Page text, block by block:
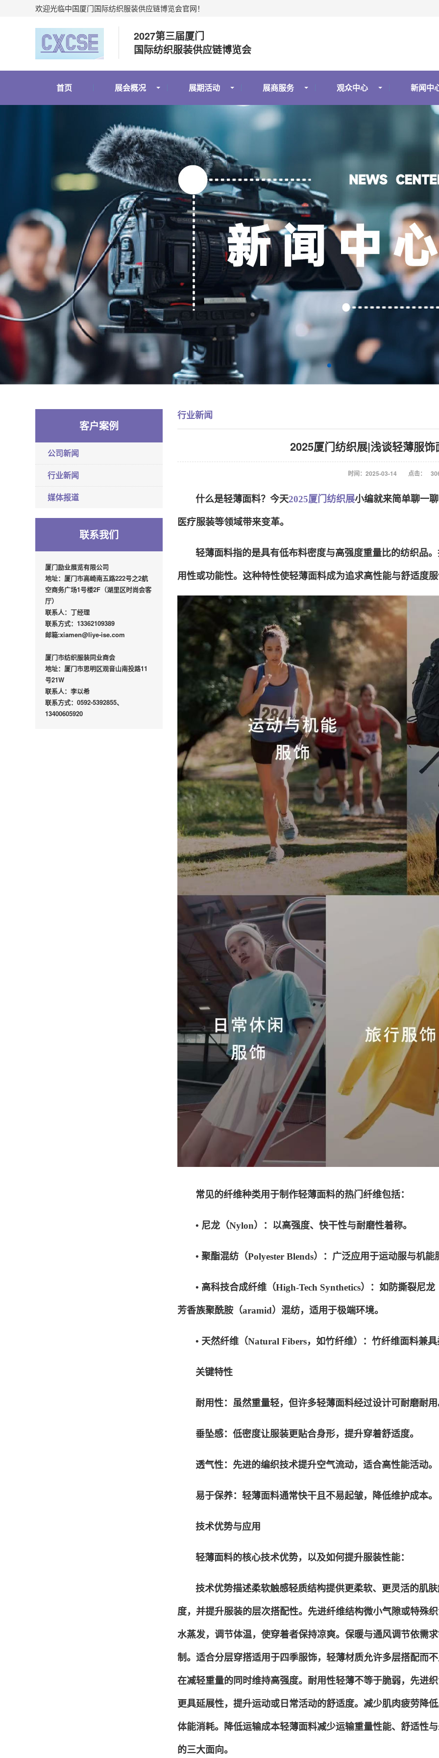
欢迎光临中国厦门国际纺织服装供应链博览会官网！
2027第三届厦门
国际纺织服装供应链博览会
首页 展会概况 展期活动 展商服务 观众中心 新闻中
客户案例
公司新闻
行业新闻
媒体报道
联系我们
厦门励业展览有限公司
地址：厦门市高崎南五路222号之2航
空商务广场1号楼2F（湖里区时尚会客
厅）
联系人：丁经理
联系方式：13362109389
邮箱:xiamen@liye-ise.com
厦门市纺织服装同业商会
地址：厦门市思明区观音山南投路11
号21W
联系人：李以希
联系方式：0592-5392855、
13400605920
行业新闻
2025厦门纺织展|浅谈轻薄服
时间：2025-03-14 点击：
什么是轻薄面料？今天2025厦门纺织展小编就来简单聊一
医疗服装等领域带来变革。
轻薄面料指的是具有低布料密度与高强度重量比的纺织品
用性或功能性。这种特性使轻薄面料成为追求高性能与舒适度
常见的纤维种类用于制作轻薄面料的热门纤维包括：
• 尼龙（Nylon）：以高强度、快干性与耐磨性着称。
• 聚酯混纺（Polyester Blends）：广泛应用于运动服与机
• 高科技合成纤维（High-Tech Synthetics）：如防撕裂尼
芳香族聚酰胺（aramid）混纺，适用于极端环境。
• 天然纤维（Natural Fibers，如竹纤维）：竹纤维面料兼
关键特性
耐用性：虽然重量轻，但许多轻薄面料经过设计可耐磨耐
垂坠感：低密度让服装更贴合身形，提升穿着舒适度。
透气性：先进的编织技术提升空气流动，适合高性能活动。
易于保养：轻薄面料通常快干且不易起皱，降低维护成本。
技术优势与应用
轻薄面料的核心技术优势，以及如何提升服装性能：
技术优势描述柔软触感轻质结构提供更柔软、更灵活的肌
度，并提升服装的层次搭配性。先进纤维结构微小气隙或特殊
水蒸发，调节体温，使穿着者保持凉爽。保暖与通风调节依需
制。适合分层穿搭适用于四季服饰，轻薄材质允许多层搭配而
在减轻重量的同时维持高强度。耐用性轻薄不等于脆弱，先进
更具延展性，提升运动或日常活动的舒适度。减少肌肉疲劳降
体能消耗。降低运输成本轻薄面料减少运输重量性能、舒适性
的三大面向。